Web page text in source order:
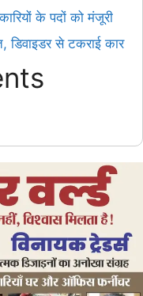
के पदों को मंजूरी
डिवाइडर से टकराई कार